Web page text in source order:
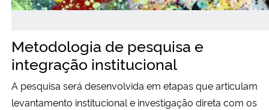
Metodologia de pesquisa e
integração institucional
A pesquisa será desenvolvida em etapas que articulam
levantamento institucional e investigação direta com os